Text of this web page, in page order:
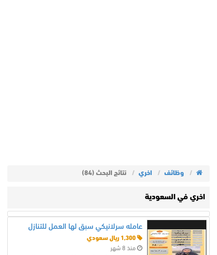
وظائف اخري نتائج البحث (84)
اخري في السعودية
عامله سرلانيكي سبق لها العمل للتنازل
منذ 8 شهر